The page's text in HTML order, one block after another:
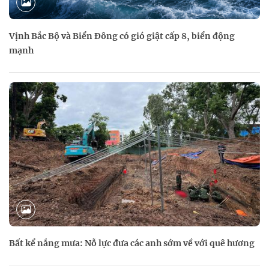
Vịnh Bắc Bộ và Biển Đông có gió giật cấp 8, biển động
mạnh
Bất kể nắng mưa: Nỗ lực đưa các anh sớm về với quê hương